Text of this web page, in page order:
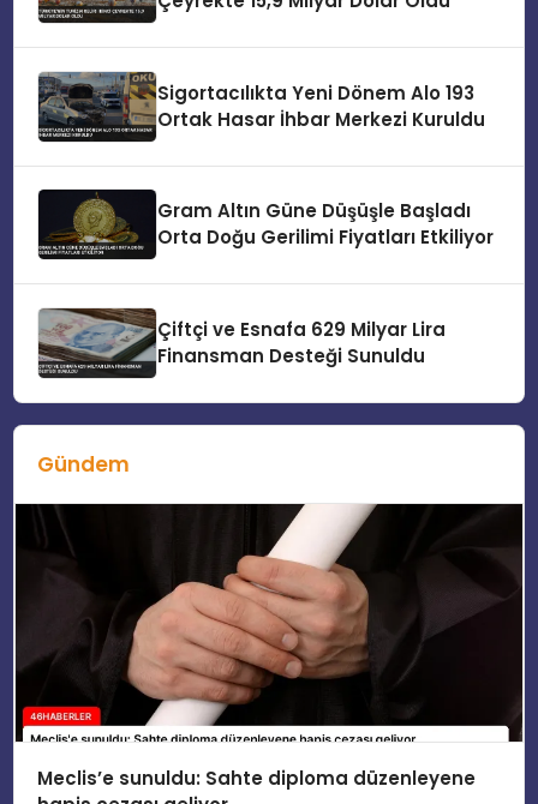
Sigortacılıkta Yeni Dönem Alo 193
Ortak Hasar İhbar Merkezi Kuruldu
Gram Altın Güne Düşüşle Başladı
Orta Doğu Gerilimi Fiyatları Etkiliyor
Çiftçi ve Esnafa 629 Milyar Lira
Finansman Desteği Sunuldu
Gündem
Meclis’e sunuldu: Sahte diploma düzenleyene